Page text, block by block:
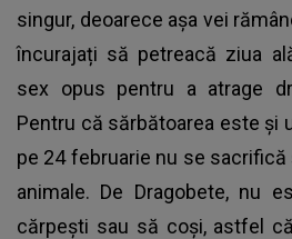
singur, deoarece așa vei
încurajați să petreacă ziua
sex opus pentru a atrage
Pentru că sărbătoarea este și
pe 24 februarie nu se
animale. De Dragobete, nu
cărpești sau să coși, astfel